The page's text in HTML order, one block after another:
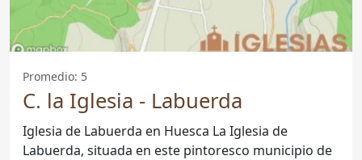
Promedio: 5
C. la Iglesia - Labuerda
Iglesia de Labuerda en Huesca La Iglesia de
Labuerda, situada en este pintoresco municipio de